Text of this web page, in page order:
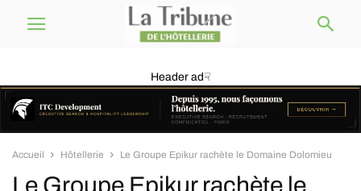
Header ad☟
Accueil Hôtellerie Le Groupe Epikur rachète le Domaine Dolomieu
Le Groupe Epikur rachète le